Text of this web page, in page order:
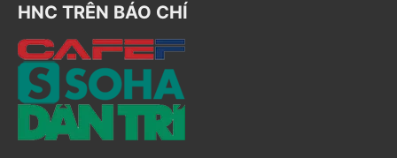
HNC TRÊN BÁO CHÍ